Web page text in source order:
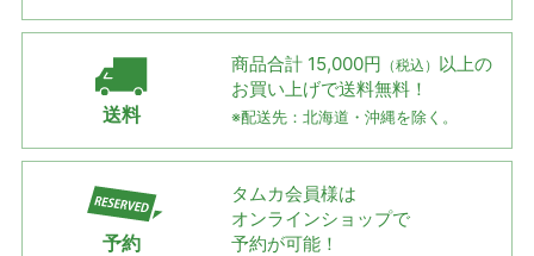
送料
商品合計 15,000円 （税込） 以上の
お買い上げで送料無料！
※配送先：北海道・沖縄を除く。
予約
タムカ会員様は
オンラインショップで
予約が可能！